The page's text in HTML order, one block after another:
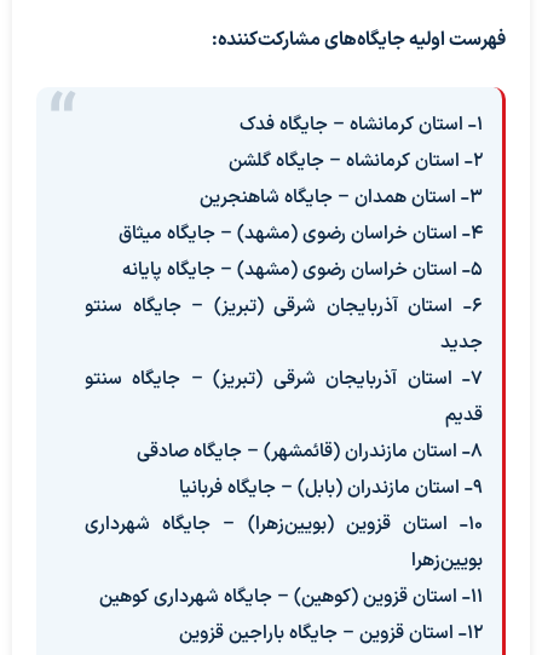
فهرست اولیه جایگاه‌های مشارکت‌کننده:
۱- استان کرمانشاه – جایگاه فدک
۲- استان کرمانشاه – جایگاه گلشن
۳- استان همدان – جایگاه شاهنجرین
۴- استان خراسان رضوی (مشهد) – جایگاه میثاق
۵- استان خراسان رضوی (مشهد) – جایگاه پایانه
۶- استان آذربایجان شرقی (تبریز) – جایگاه سنتو
جدید
۷- استان آذربایجان شرقی (تبریز) – جایگاه سنتو
قدیم
۸- استان مازندران (قائمشهر) – جایگاه صادقی
۹- استان مازندران (بابل) – جایگاه فربانیا
۱۰- استان قزوین (بویین‌زهرا) – جایگاه شهرداری
بویین‌زهرا
۱۱- استان قزوین (کوهین) – جایگاه شهرداری کوهین
۱۲- استان قزوین – جایگاه باراجین قزوین